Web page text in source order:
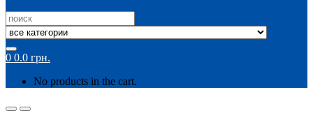
Search
for:
0 0.0 грн.
No products in the cart.